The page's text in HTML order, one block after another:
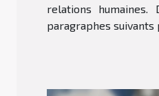
relations humaines.
paragraphes suivants